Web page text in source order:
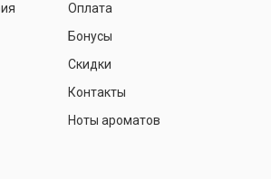
Оплата
Бонусы
Скидки
Контакты
Ноты ароматов